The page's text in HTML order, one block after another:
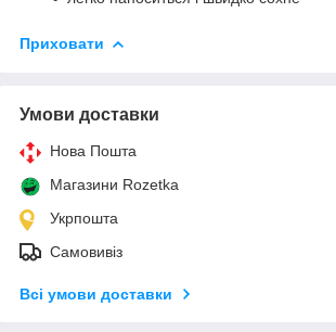
Приховати
Умови доставки
Нова Пошта
Магазини Rozetka
Укрпошта
Самовивіз
Всі умови доставки